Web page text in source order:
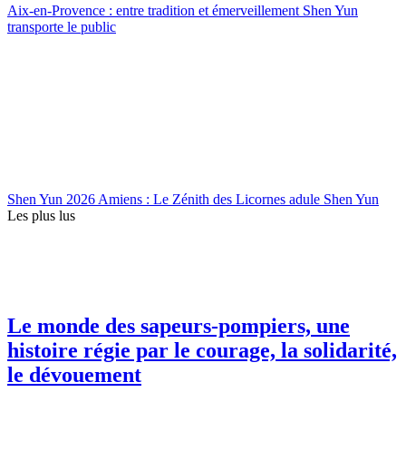
Aix-en-Provence : entre tradition et émerveillement Shen Yun
transporte le public
Shen Yun 2026 Amiens : Le Zénith des Licornes adule Shen Yun
Les plus lus
Le monde des sapeurs-pompiers, une
histoire régie par le courage, la solidarité,
le dévouement